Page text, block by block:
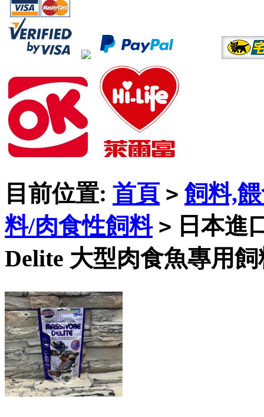
目前位置: 首頁 > 飼料,
料/肉食性飼料 > 日本進
Delite 大型肉食魚專用飼